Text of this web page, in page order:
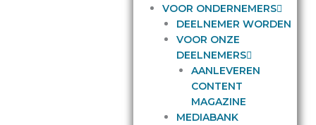
VOOR ONDERNEMERS
DEELNEMER WORDEN
VOOR ONZE
DEELNEMERS
AANLEVEREN
CONTENT
MAGAZINE
MEDIABANK